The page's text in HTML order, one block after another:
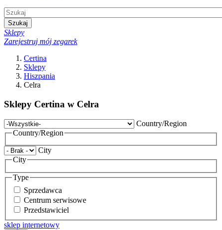
Szukaj
Sklepy
Zarejestruj mój zegarek
Certina
Sklepy
Hiszpania
Celra
Sklepy Certina w Celra
Country/Region
Country/Region
City
City
Type
Sprzedawca
Centrum serwisowe
Przedstawiciel
sklep internetowy